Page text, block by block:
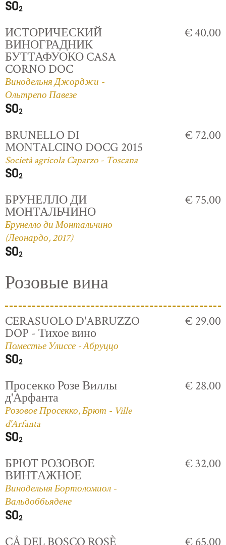
ИСТОРИЧЕСКИЙ
ВИНОГРАДНИК
БУТТАФУОКО CASA
CORNO DOC
Винодельня Джорджи -
Ольтрепо Павезе
€ 40.00
BRUNELLO DI
MONTALCINO DOCG 2015
Società agricola Caparzo - Toscana
€ 72.00
БРУНЕЛЛО ДИ
МОНТАЛЬЧИНО
Брунелло ди Монтальчино
(Леонардо, 2017)
€ 75.00
Розовые вина
CERASUOLO D'ABRUZZO
DOP - Тихое вино
Поместье Улиссе - Абруццо
€ 29.00
Просекко Розе Виллы
д'Арфанта
Розовое Просекко, Брют - Ville
d'Arfanta
€ 28.00
БРЮТ РОЗОВОЕ
ВИНТАЖНОЕ
Винодельня Бортоломиол -
Вальдоббьядене
€ 32.00
CÅ DEL BOSCO ROSÈ € 65.00